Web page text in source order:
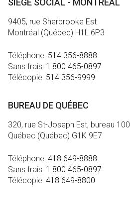
SIÈGE SOCIAL - MONTRÉAL
9405, rue Sherbrooke Est
Montréal (Québec) H1L 6P3
Téléphone: 514 356-8888
Sans frais: 1 800 465-0897
Télécopie: 514 356-9999
BUREAU DE QUÉBEC
320, rue St-Joseph Est, bureau 100
Québec (Québec) G1K 9E7
Téléphone: 418 649-8888
Sans frais: 1 800 465-0897
Télécopie: 418 649-8800